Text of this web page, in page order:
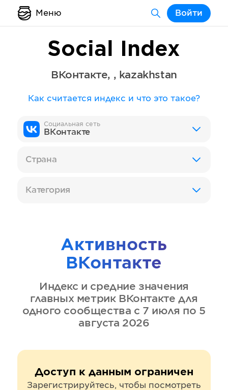
Меню Войти
Social Index
ВКонтакте, , kazakhstan
Как считается индекс и что это такое?
Социальная сеть
ВКонтакте
Страна
Категория
Активность
ВКонтакте
Индекс и средние значения
главных метрик ВКонтакте для
одного сообщества с 7 июля по 5
августа 2026
Доступ к данным ограничен
Зарегистрируйтесь, чтобы посмотреть